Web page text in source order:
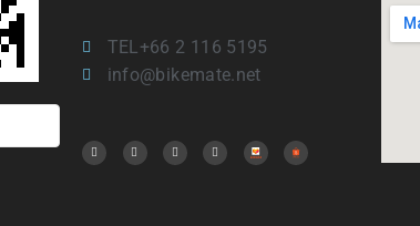
TEL+66 2 116 5195
info@bikemate.net